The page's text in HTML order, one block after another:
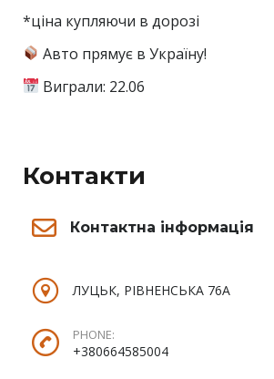
*ціна купляючи в дорозі
Авто прямує в Україну!
Виграли: 22.06
Контакти
Контактна інформація
ЛУЦЬК, РІВНЕНСЬКА 76А
PHONE:
+380664585004